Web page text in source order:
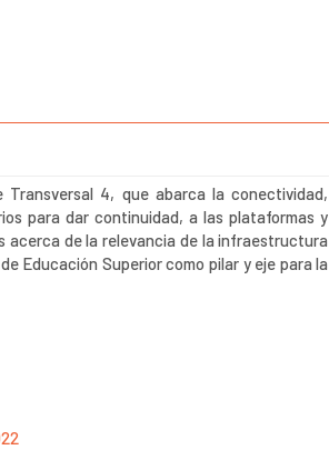
4, que abarca la conectividad,
para dar continuidad, a las plataformas y
acerca de la relevancia de la infraestructura
Educación Superior como pilar y eje para la